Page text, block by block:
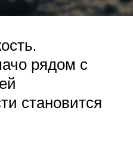
рядом с
становится